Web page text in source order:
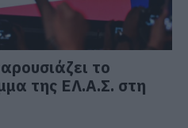
το
της ΕΛ.Α.Σ. στη